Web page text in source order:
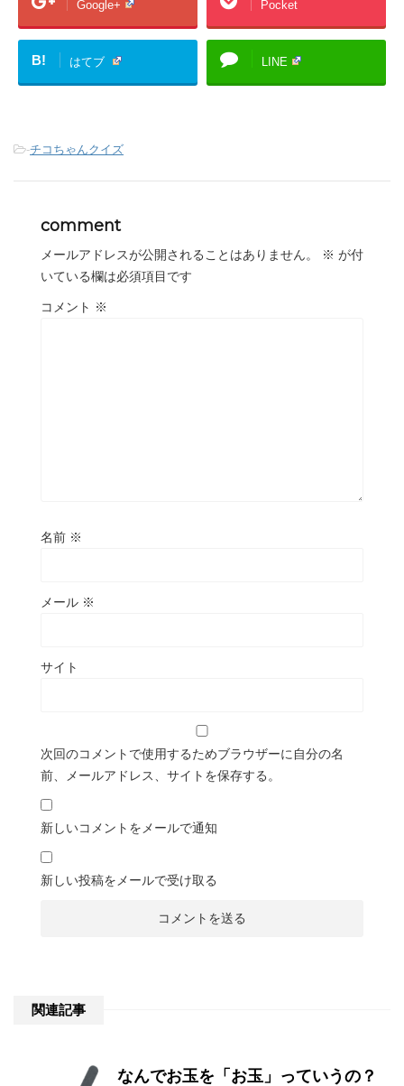
Google+ Pocket
B! はてブ LINE
-チコちゃんクイズ
comment
メールアドレスが公開されることはありません。 ※ が付
いている欄は必須項目です
コメント ※
名前 ※
メール ※
サイト
次回のコメントで使用するためブラウザーに自分の名
前、メールアドレス、サイトを保存する。
新しいコメントをメールで通知
新しい投稿をメールで受け取る
関連記事
なんでお玉を「お玉」っていうの？